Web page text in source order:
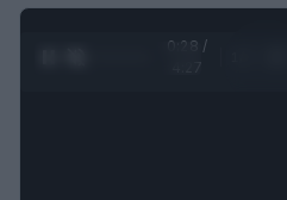
0:30 /